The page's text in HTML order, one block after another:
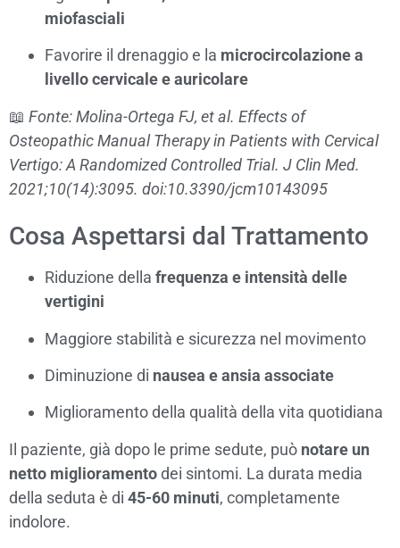
miofasciali
Favorire il drenaggio e la microcircolazione a
livello cervicale e auricolare
📖 Fonte: Molina-Ortega FJ, et al. Effects of
Osteopathic Manual Therapy in Patients with Cervical
Vertigo: A Randomized Controlled Trial. J Clin Med.
2021;10(14):3095. doi:10.3390/jcm10143095
Cosa Aspettarsi dal Trattamento
Riduzione della frequenza e intensità delle
vertigini
Maggiore stabilità e sicurezza nel movimento
Diminuzione di nausea e ansia associate
Miglioramento della qualità della vita quotidiana
Il paziente, già dopo le prime sedute, può notare un
netto miglioramentodei sintomi. La durata media
della seduta è di 45-60 minuti, completamente
indolore.